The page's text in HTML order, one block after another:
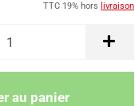
TTC 19% hors livraison
au panier